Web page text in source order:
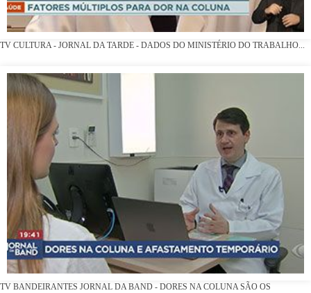
TV CULTURA - JORNAL DA TARDE - DADOS DO MINISTÉRIO DO TRABALHO...
TV BANDEIRANTES JORNAL DA BAND - DORES NA COLUNA SÃO OS